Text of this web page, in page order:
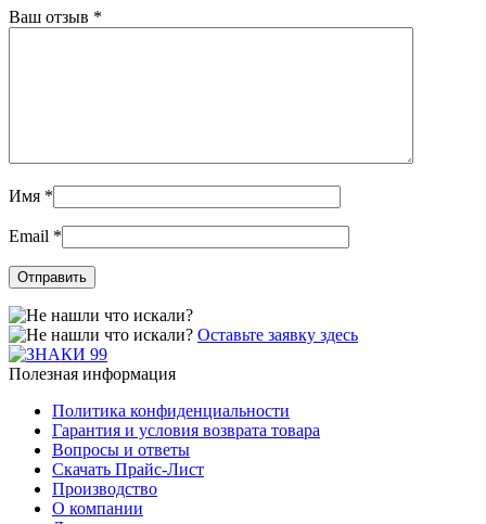
Ваш отзыв *
Имя *
Email *
Оставьте заявку здесь
Полезная информация
Политика конфиденциальности
Гарантия и условия возврата товара
Вопросы и ответы
Скачать Прайс-Лист
Производство
О компании